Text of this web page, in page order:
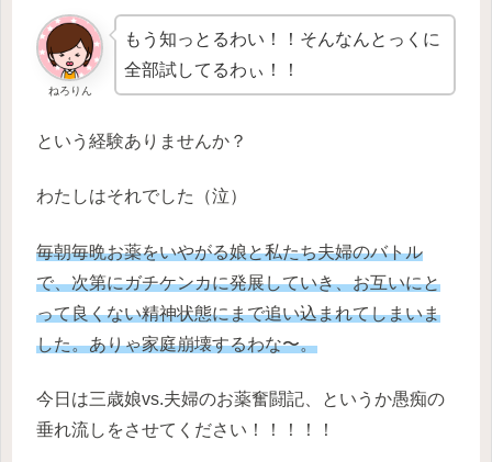
ねろりん
もう知っとるわい！！そんなんとっくに
全部試してるわぃ！！
という経験ありませんか？
わたしはそれでした（泣）
毎朝毎晩お薬をいやがる娘と私たち夫婦のバトル
で、次第にガチケンカに発展していき、お互いにと
って良くない精神状態にまで追い込まれてしまいま
した。ありゃ家庭崩壊するわな〜。
今日は三歳娘vs.夫婦のお薬奮闘記、というか愚痴の
垂れ流しをさせてください！！！！！